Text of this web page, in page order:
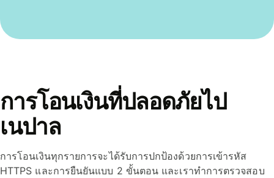
การโอนเงินที่ปลอดภัยไป
เนปาล
การโอนเงินทุกรายการจะได้รับการปกป้องด้วยการเข้ารหัส
HTTPS และการยืนยันแบบ 2 ขั้นตอน และเราทำการตรวจสอบ